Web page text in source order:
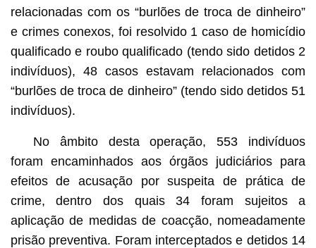
relacionadas com os “burlões de troca de dinheiro”
e crimes conexos, foi resolvido 1 caso de homicídio
qualificado e roubo qualificado (tendo sido detidos 2
indivíduos), 48 casos estavam relacionados com
“burlões de troca de dinheiro” (tendo sido detidos 51
indivíduos).
No âmbito desta operação, 553 indivíduos
foram encaminhados aos órgãos judiciários para
efeitos de acusação por suspeita de prática de
crime, dentro dos quais 34 foram sujeitos a
aplicação de medidas de coacção, nomeadamente
prisão preventiva. Foram interceptados e detidos 14